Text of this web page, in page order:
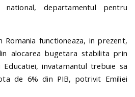
departamentul pentru
Romania functioneaza, in prezent,
alocarea bugetara stabilita prin
invatamantul trebuie sa
de 6% din PIB, potrivit Emiliei